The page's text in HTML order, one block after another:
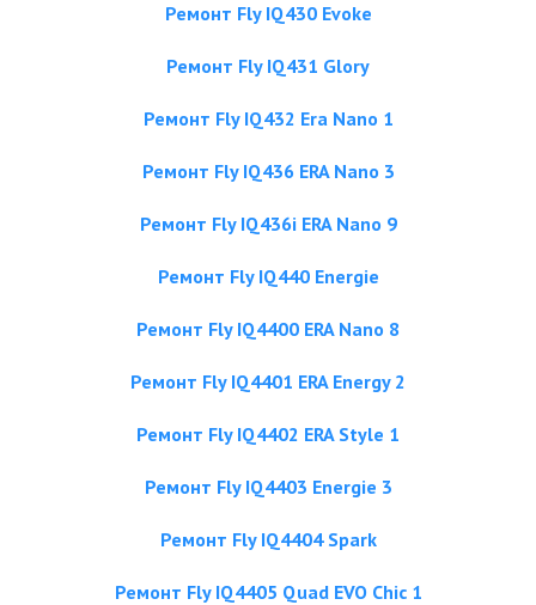
Ремонт Fly IQ430 Evoke
Ремонт Fly IQ431 Glory
Ремонт Fly IQ432 Era Nano 1
Ремонт Fly IQ436 ERA Nano 3
Ремонт Fly IQ436i ERA Nano 9
Ремонт Fly IQ440 Energie
Ремонт Fly IQ4400 ERA Nano 8
Ремонт Fly IQ4401 ERA Energy 2
Ремонт Fly IQ4402 ERA Style 1
Ремонт Fly IQ4403 Energie 3
Ремонт Fly IQ4404 Spark
Ремонт Fly IQ4405 Quad EVO Chiс 1